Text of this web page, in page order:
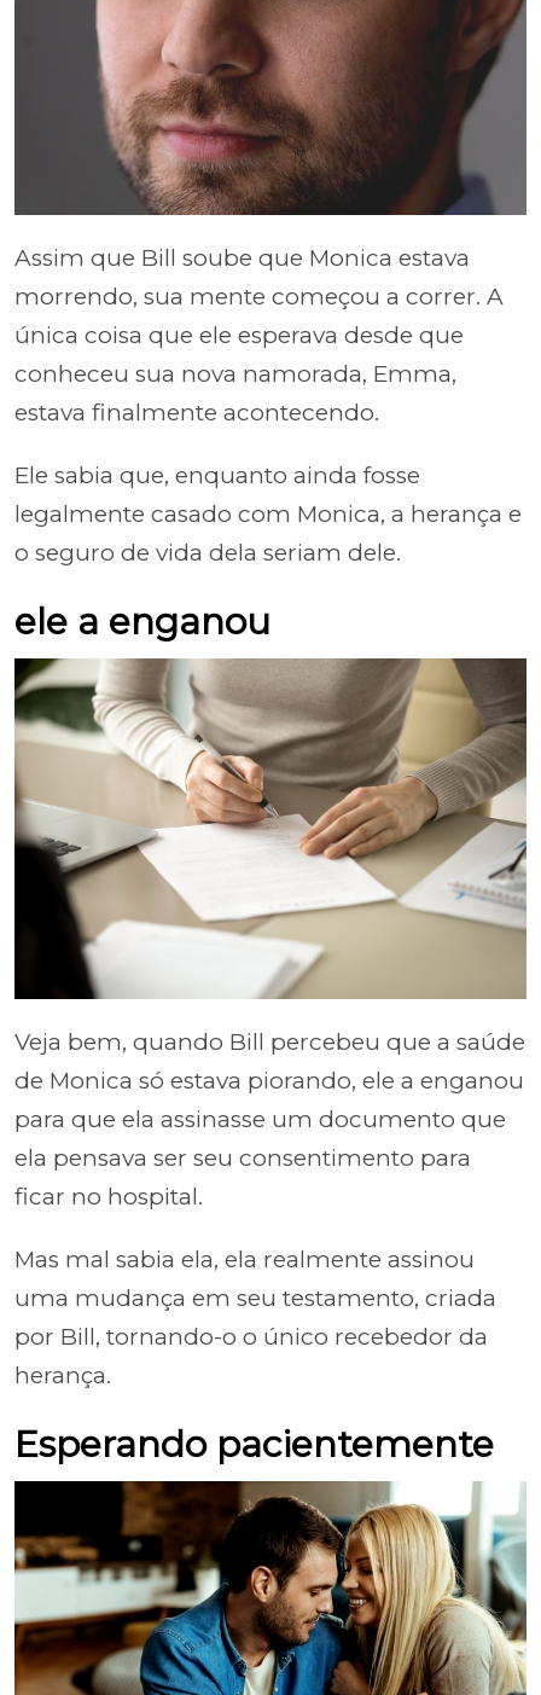
Assim que Bill soube que Monica estava
morrendo, sua mente começou a correr. A
única coisa que ele esperava desde que
conheceu sua nova namorada, Emma,
estava finalmente acontecendo.
Ele sabia que, enquanto ainda fosse
legalmente casado com Monica, a herança e
o seguro de vida dela seriam dele.
ele a enganou
Veja bem, quando Bill percebeu que a saúde
de Monica só estava piorando, ele a enganou
para que ela assinasse um documento que
ela pensava ser seu consentimento para
ficar no hospital.
Mas mal sabia ela, ela realmente assinou
uma mudança em seu testamento, criada
por Bill, tornando-o o único recebedor da
herança.
Esperando pacientemente